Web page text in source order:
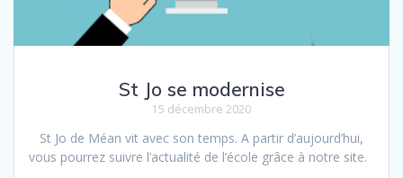
St Jo se modernise
15 décembre 2020
St Jo de Méan vit avec son temps. A partir d’aujourd’hui,
vous pourrez suivre l’actualité de l’école grâce à notre site.